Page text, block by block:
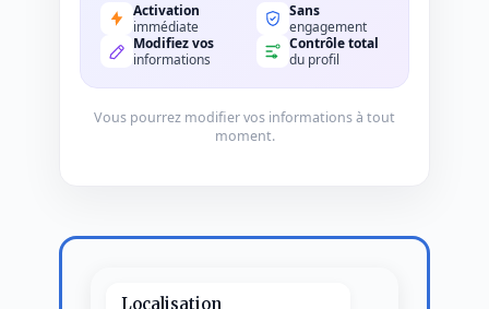
Activation
immédiate
Sans
engagement
Modifiez vos
informations
Contrôle total
du profil
Vous pourrez modifier vos informations à tout
moment.
Localisation